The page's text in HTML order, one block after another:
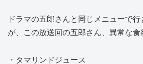
ドラマの五郎さんと同じメニューで
が、この放送回の五郎さん、異常な食
・タマリンドジュース